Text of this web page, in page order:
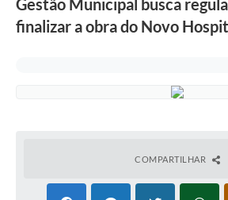
Renuncia de Receita
Gestão Municipal busca
finalizar a obra do Novo
COMPARTILHAR